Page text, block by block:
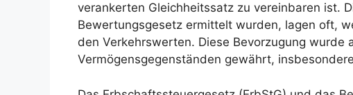
verankerten Gleichheitssatz zu vereinbaren ist.
Bewertungsgesetz ermittelt wurden, lagen oft,
den Verkehrswerten. Diese Bevorzugung wurde
Vermögensgegenständen gewährt,